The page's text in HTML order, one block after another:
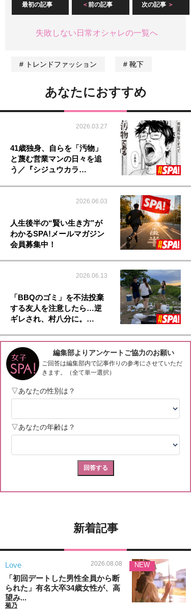
最初の記事 前の記事 次の記事
失敗しない日常オシャレの一覧へ
トレンドファッション 靴下
あなたにおすすめ
2026.03.27
41歳独身、自らを「汚物」
と蔑む営業マンの日々を追
う／『シジュウカラ…
2026.06.03
人生後半の“賢い生き方”が
わかるSPA!メールマガジン
会員募集中！
2026.06.13
「BBQのゴミ」を不法投棄
する友人を注意したら…逆
ギレされ、村八分に。…
新着記事
Love 2026.08.08
「初回デートした男性全員から断
られた」有名大卒34歳女性が、高
望み...
菊乃
NEW